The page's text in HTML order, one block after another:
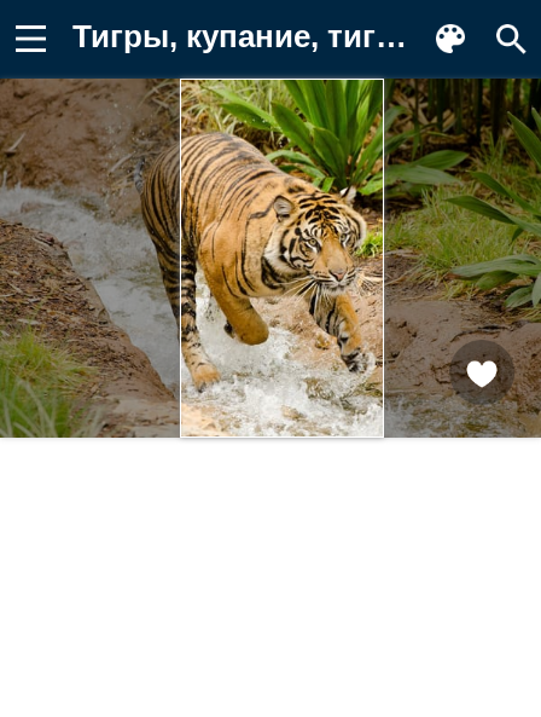
Тигры, купание, тигр, поток, вода Картинка для телефона